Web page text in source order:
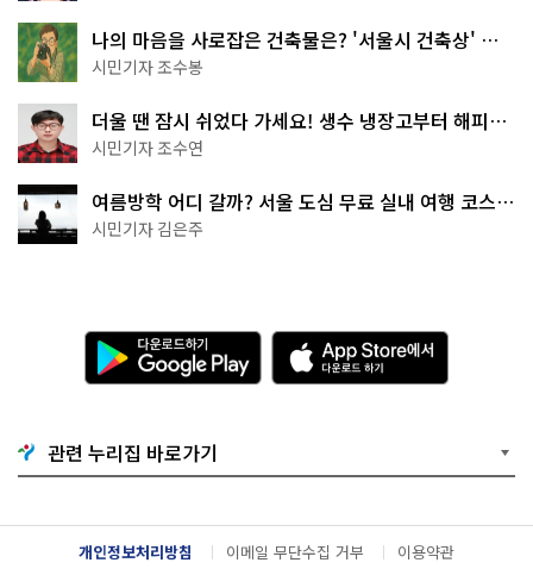
나의 마음을 사로잡은 건축물은? '서울시 건축상' 수
상작 공개!
시민기자 조수봉
더울 땐 잠시 쉬었다 가세요! 생수 냉장고부터 해피소
·무더위쉼터까지
시민기자 조수연
여름방학 어디 갈까? 서울 도심 무료 실내 여행 코스
추천
시민기자 김은주
다
운
로
기
G
o
g
l
e
A
p
p
e
서
다
운
관련 누리집 바로가기
개인정보처리방침 이메일 무단수집 거부 이용약관